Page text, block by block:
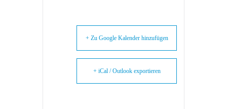
+ Zu Google Kalender hinzufügen
+ iCal / Outlook exportieren